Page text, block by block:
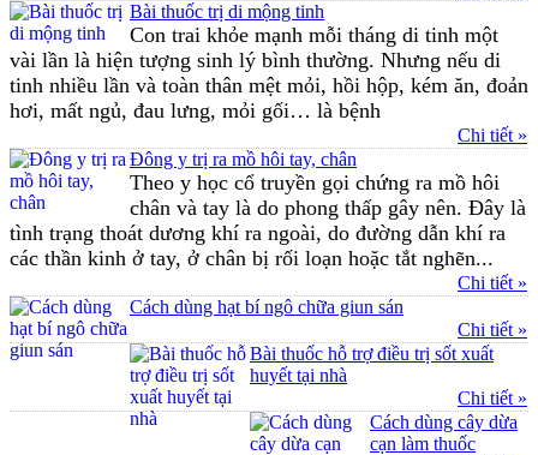
Bài thuốc trị di mộng tinh
Con trai khỏe mạnh mỗi tháng di tinh một
vài lần là hiện tượng sinh lý bình thường. Nhưng nếu di
tinh nhiều lần và toàn thân mệt mỏi, hồi hộp, kém ăn, đoản
hơi, mất ngủ, đau lưng, mỏi gối… là bệnh
Chi tiết »
Đông y trị ra mồ hôi tay, chân
Theo y học cổ truyền gọi chứng ra mồ hôi
chân và tay là do phong thấp gây nên. Đây là
tình trạng thoát dương khí ra ngoài, do đường dẫn khí ra
các thần kinh ở tay, ở chân bị rối loạn hoặc tắt nghẽn...
Chi tiết »
Cách dùng hạt bí ngô chữa giun sán
Chi tiết »
Bài thuốc hỗ trợ điều trị sốt xuất
huyết tại nhà
Chi tiết »
Cách dùng cây dừa
cạn làm thuốc